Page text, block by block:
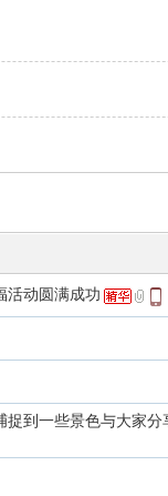
活动圆满成功
到一些景色与大家